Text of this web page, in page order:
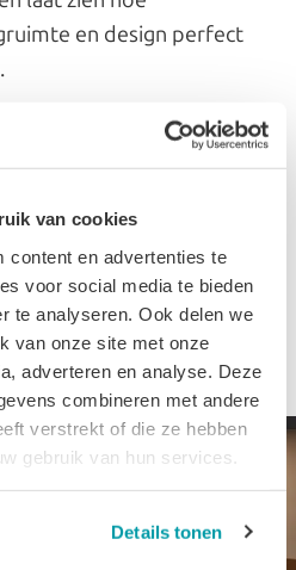
van cookies
content en advertenties te
voor social media te bieden
te analyseren. Ook delen we
van onze site met onze
adverteren en analyse. Deze
combineren met andere
verstrekt of die ze hebben
gebruik van hun services.
Details tonen
en design perfect
in Maasdijk, het
u persoonlijk advies
bij uw woning en uw